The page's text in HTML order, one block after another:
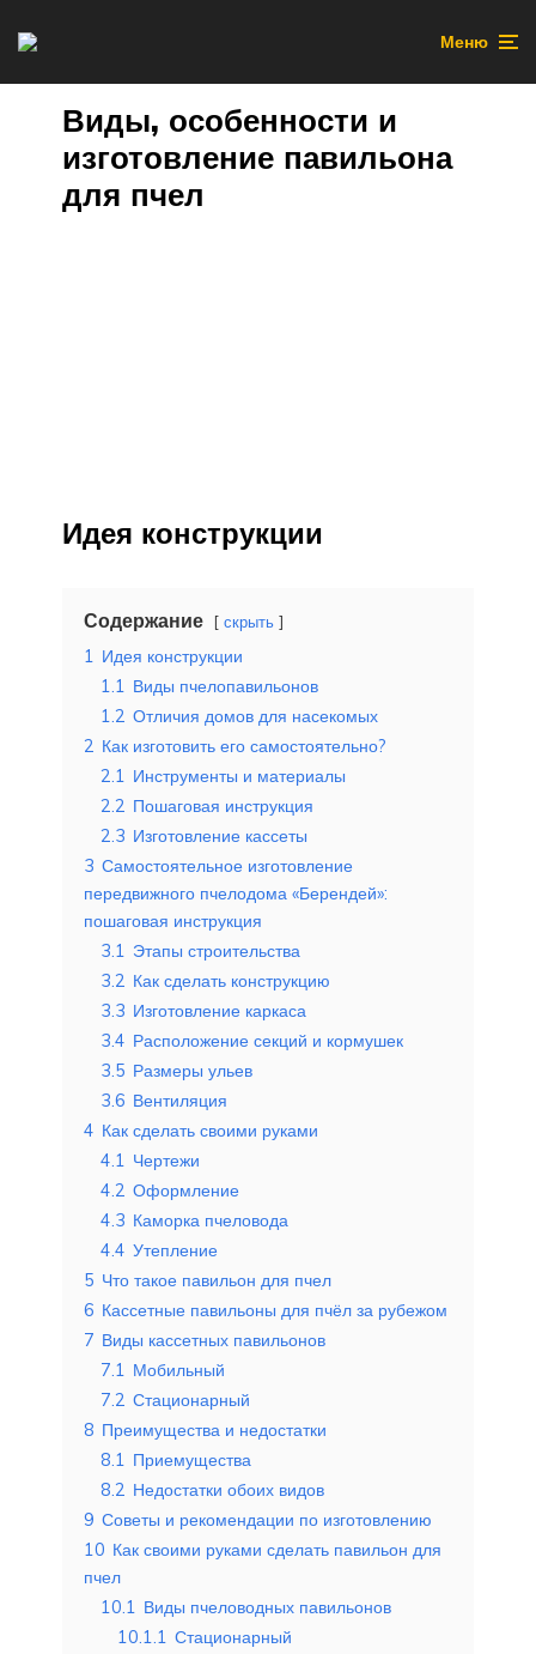
Меню
Виды, особенности и
изготовление павильона
для пчел
Идея конструкции
Содержание скрыть
1 Идея конструкции
1.1 Виды пчелопавильонов
1.2 Отличия домов для насекомых
2 Как изготовить его самостоятельно?
2.1 Инструменты и материалы
2.2 Пошаговая инструкция
2.3 Изготовление кассеты
3 Самостоятельное изготовление
передвижного пчелодома «Берендей»:
пошаговая инструкция
3.1 Этапы строительства
3.2 Как сделать конструкцию
3.3 Изготовление каркаса
3.4 Расположение секций и кормушек
3.5 Размеры ульев
3.6 Вентиляция
4 Как сделать своими руками
4.1 Чертежи
4.2 Оформление
4.3 Каморка пчеловода
4.4 Утепление
5 Что такое павильон для пчел
6 Кассетные павильоны для пчёл за рубежом
7 Виды кассетных павильонов
7.1 Мобильный
7.2 Стационарный
8 Преимущества и недостатки
8.1 Приемущества
8.2 Недостатки обоих видов
9 Советы и рекомендации по изготовлению
10 Как своими руками сделать павильон для
пчел
10.1 Виды пчеловодных павильонов
10.1.1 Стационарный